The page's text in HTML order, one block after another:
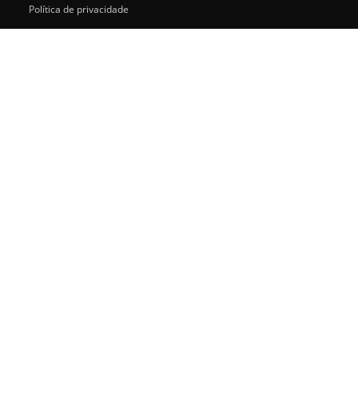
Política de privacidade